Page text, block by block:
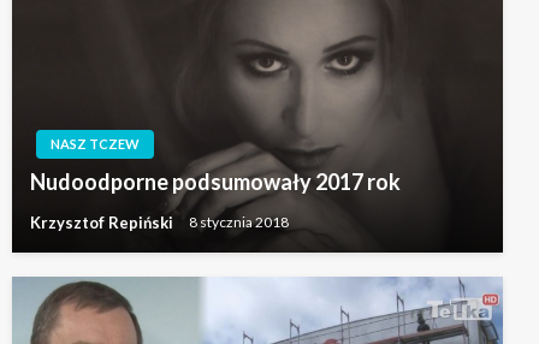
NASZ TCZEW
Nudoodporne podsumowały 2017 rok
Krzysztof Repiński 8 stycznia 2018